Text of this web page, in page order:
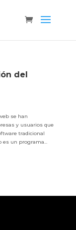
del
se han
y usuarios que
tradicional
es un programa...